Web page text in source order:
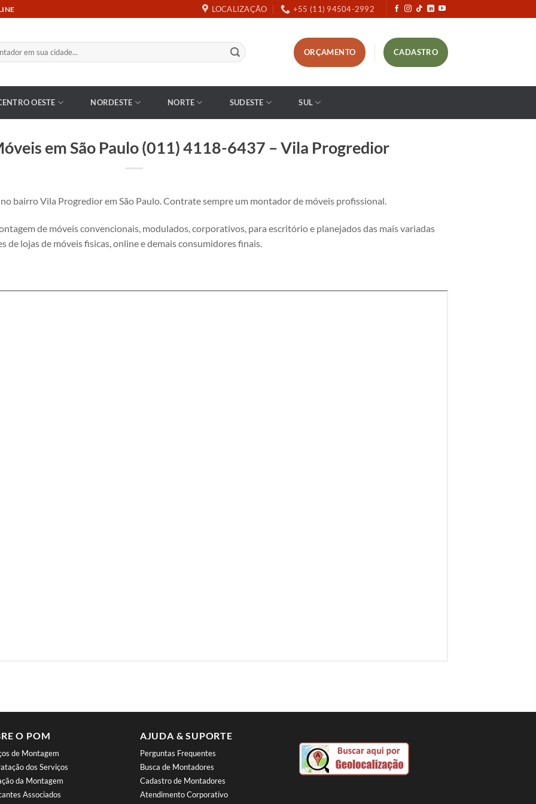
LOCALIZAÇÃO +55 (11) 94504-2992
ORÇAMENTO CADASTRO
OESTE NORDESTE NORTE SUDESTE SUL
em São Paulo (011) 4118-6437 – Vila Progredior
bairro Vila Progredior em São Paulo. Contrate sempre um montador de móveis profissional.
de móveis convencionais, modulados, corporativos, para escritório e planejados das mais variadas
de lojas de móveis fisicas, online e demais consumidores finais.
O POM
de Montagem
dos Serviços
da Montagem
Associados
AJUDA & SUPORTE
Perguntas Frequentes
Busca de Montadores
Cadastro de Montadores
Atendimento Corporativo